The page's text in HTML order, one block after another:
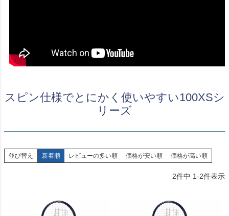
スピン仕様でとにかく使いやすい100XSシ
リーズ
並び替え 新着順 レビューの多い順 価格が安い順 価格が高い順
2件中 1-2件表示